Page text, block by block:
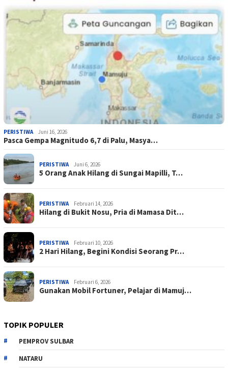
PERISTIWA Juni 16, 2026
Pasca Gempa Magnitudo 6,7 di Palu, Masya…
PERISTIWA Juni 6, 2026
5 Orang Anak Hilang di Sungai Mapilli, T…
PERISTIWA Februari 14, 2026
Hilang di Bukit Nosu, Pria di Mamasa Dit…
PERISTIWA Februari 10, 2026
2 Hari Hilang, Begini Kondisi Seorang Pr…
PERISTIWA Februari 6, 2026
Gunakan Mobil Fortuner, Pelajar di Mamuj…
TOPIK POPULER
PEMPROV SULBAR
NATARU